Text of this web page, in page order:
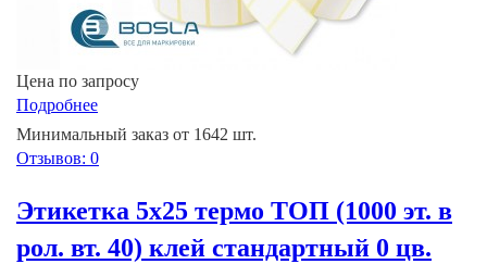
Цена по запросу
Подробнее
Минимальный заказ от 1642 шт.
Отзывов: 0
Этикетка 5х25 термо ТОП (1000 эт. в
рол. вт. 40) клей стандартный 0 цв.